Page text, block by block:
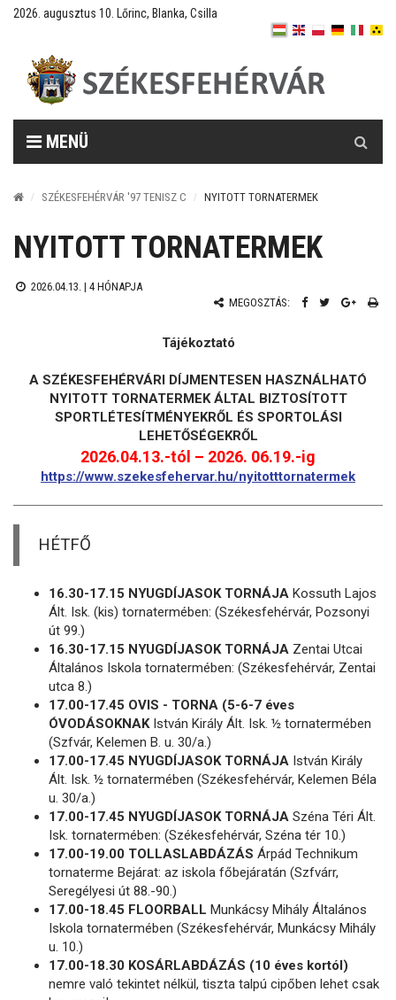
2026. augusztus 10. Lőrinc, Blanka, Csilla
MENÜ
SZÉKESFEHÉRVÁR '97 TENISZ C NYITOTT TORNATERMEK
NYITOTT TORNATERMEK
2026.04.13. | 4 HÓNAPJA
MEGOSZTÁS:
Tájékoztató
A SZÉKESFEHÉRVÁRI DÍJMENTESEN HASZNÁLHATÓ
NYITOTT TORNATERMEK ÁLTAL BIZTOSÍTOTT
SPORTLÉTESÍTMÉNYEKRŐL ÉS SPORTOLÁSI
LEHETŐSÉGEKRŐL
2026.04.13.-tól – 2026. 06.19.-ig
https://www.szekesfehervar.hu/nyitotttornatermek
HÉTFŐ
16.30-17.15 NYUGDÍJASOK TORNÁJA Kossuth Lajos
Ált. Isk. (kis) tornatermében: (Székesfehérvár, Pozsonyi
út 99.)
16.30-17.15 NYUGDÍJASOK TORNÁJA Zentai Utcai
Általános Iskola tornatermében: (Székesfehérvár, Zentai
utca 8.)
17.00-17.45 OVIS - TORNA (5-6-7 éves
ÓVODÁSOKNAKIstván Király Ált. Isk. ½ tornatermében
(Szfvár, Kelemen B. u. 30/a.)
17.00-17.45 NYUGDÍJASOK TORNÁJA István Király
Ált. Isk. ½ tornatermében (Székesfehérvár, Kelemen Béla
u. 30/a.)
17.00-17.45 NYUGDÍJASOK TORNÁJA Széna Téri Ált.
Isk. tornatermében: (Székesfehérvár, Széna tér 10.)
17.00-19.00 TOLLASLABDÁZÁS Árpád Technikum
tornaterme Bejárat: az iskola főbejáratán (Szfvárr,
Seregélyesi út 88.-90.)
17.00-18.45 FLOORBALL Munkácsy Mihály Általános
Iskola tornatermében (Székesfehérvár, Munkácsy Mihály
u. 10.)
17.00-18.30 KOSÁRLABDÁZÁS (10 éves kortól)
nemre való tekintet nélkül, tiszta talpú cipőben lehet csak